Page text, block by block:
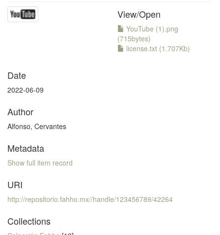
View/Open
YouTube (1).png
(715bytes)
license.txt (1.707Kb)
Date
2022-06-09
Author
Alfonso, Cervantes
Metadata
Show full item record
URI
http://repositorio.fahho.mx//handle/123456789/42264
Collections